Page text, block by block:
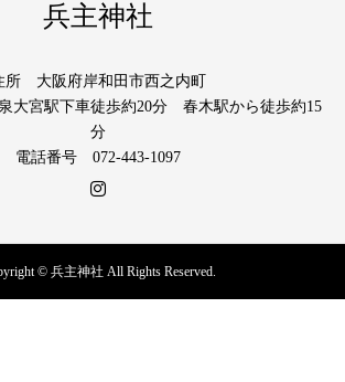
兵主神社
所 大阪府岸和田市西之内町
大宮駅下車徒歩約20分 春木駅から徒歩約15
分
電話番号 072-443-1097
© 兵主神社 All Rights Reserved.